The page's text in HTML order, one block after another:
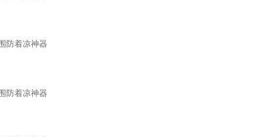
防着凉神器
防着凉神器